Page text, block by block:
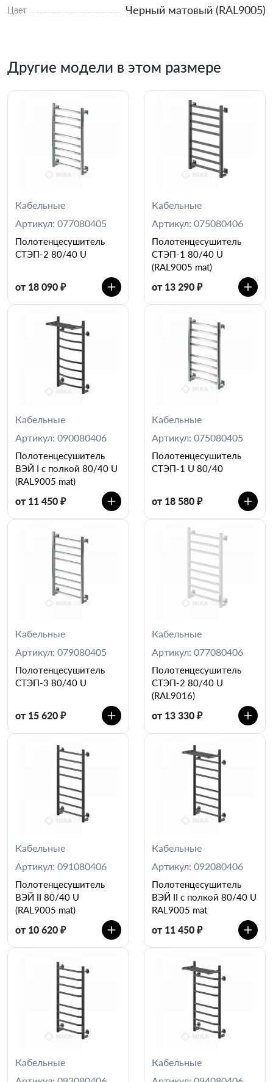
Цвет Черный матовый (RAL9005)
Другие модели в этом размере
Кабельные
Артикул: 077080405
Полотенцесушитель
СТЭП-2 80/40 U
от 18 090 ₽
Кабельные
Артикул: 075080406
Полотенцесушитель
СТЭП-1 80/40 U
(RAL9005 mat)
от 13 290 ₽
Кабельные
Артикул: 090080406
Полотенцесушитель
ВЭЙ I c полкой 80/40 U
(RAL9005 mat)
от 11 450 ₽
Кабельные
Артикул: 075080405
Полотенцесушитель
СТЭП-1 U 80/40
от 18 580 ₽
Кабельные
Артикул: 079080405
Полотенцесушитель
СТЭП-3 80/40 U
от 15 620 ₽
Кабельные
Артикул: 077080406
Полотенцесушитель
СТЭП-2 80/40 U
(RAL9016)
от 13 330 ₽
Кабельные
Артикул: 091080406
Полотенцесушитель
ВЭЙ II 80/40 U
(RAL9005 mat)
от 10 620 ₽
Кабельные
Артикул: 092080406
Полотенцесушитель
ВЭЙ II c полкой 80/40 U
RAL9005 mat
от 11 450 ₽
Кабельные
Кабельные